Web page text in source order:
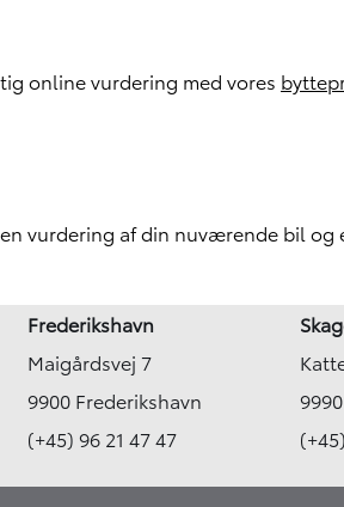
online vurdering med vores
vurdering af din nuværende bil
Frederikshavn
Maigårdsvej 7
9900 Frederikshavn
(+45) 96 21 47 47